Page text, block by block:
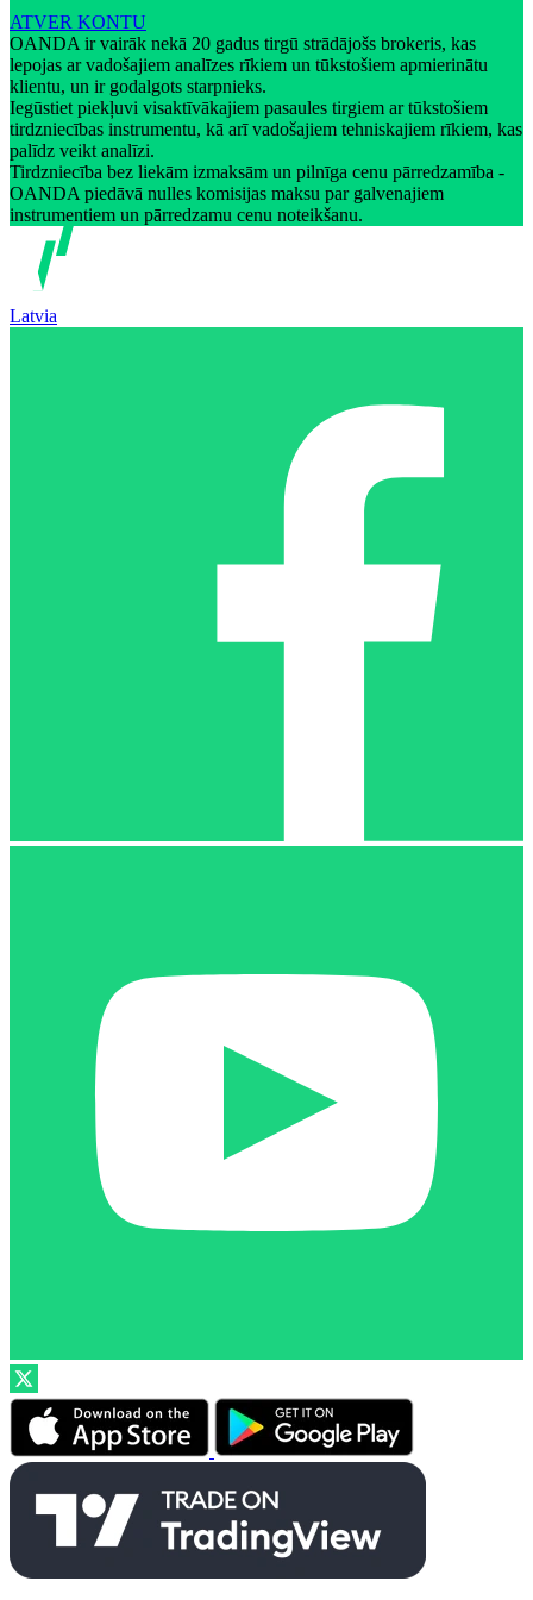
ATVER KONTU
OANDA ir vairāk nekā 20 gadus tirgū strādājošs brokeris, kas
lepojas ar vadošajiem analīzes rīkiem un tūkstošiem apmierinātu
klientu, un ir godalgots starpnieks.
Iegūstiet piekļuvi visaktīvākajiem pasaules tirgiem ar tūkstošiem
tirdzniecības instrumentu, kā arī vadošajiem tehniskajiem rīkiem, kas
palīdz veikt analīzi.
Tirdzniecība bez liekām izmaksām un pilnīga cenu pārredzamība -
OANDA piedāvā nulles komisijas maksu par galvenajiem
instrumentiem un pārredzamu cenu noteikšanu.
Latvia